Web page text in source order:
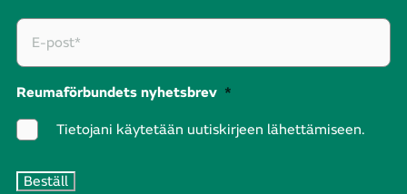
Reumaförbundets nyhetsbrev *
Tietojani käytetään uutiskirjeen lähettämiseen.